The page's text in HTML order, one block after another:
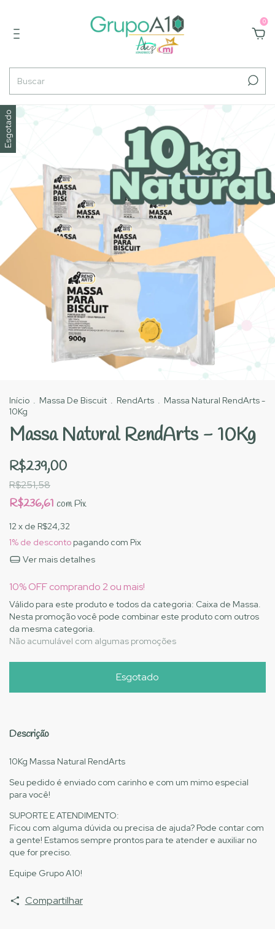
0
Esgotado
Início . Massa De Biscuit . RendArts . Massa Natural RendArts -
10Kg
Massa Natural RendArts - 10Kg
R$239,00
R$251,58
R$236,61 com Pix
12 x de R$24,32
1% de desconto pagando com Pix
Ver mais detalhes
10% OFF comprando 2 ou mais!
Válido para este produto e todos da categoria: Caixa de Massa.
Nesta promoção você pode combinar este produto com outros
da mesma categoria.
Não acumulável com algumas promoções
Descrição
10Kg Massa Natural RendArts
Seu pedido é enviado com carinho e com um mimo especial
para você!
SUPORTE E ATENDIMENTO:
Ficou com alguma dúvida ou precisa de ajuda? Pode contar com
a gente! Estamos sempre prontos para te atender e auxiliar no
que for preciso.
Equipe Grupo A10!
Compartilhar